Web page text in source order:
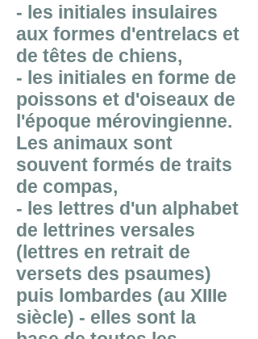
- les initiales insulaires
aux formes d'entrelacs et
de têtes de chiens,
- les initiales en forme de
poissons et d'oiseaux de
l'époque mérovingienne.
Les animaux sont
souvent formés de traits
de compas,
- les lettres d'un alphabet
de lettrines versales
(lettres en retrait de
versets des psaumes)
puis lombardes (au XIIIe
siècle) - elles sont la